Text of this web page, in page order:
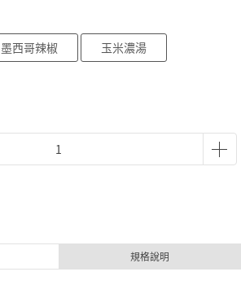
墨西哥辣椒 玉米濃湯
規格說明